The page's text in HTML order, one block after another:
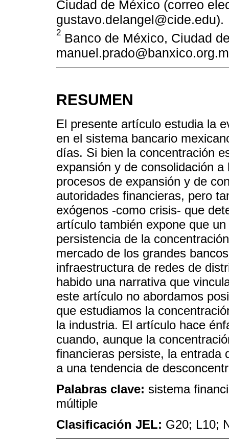
Ciudad de México (correo
gustavo.delangel@cide.edu).
2 Banco de México, Ciudad
RESUMEN
El presente artículo estudia la
en el sistema bancario
días. Si bien la concentración
expansión y de consolidación
procesos de expansión y de
autoridades financieras, pero
exógenos -como crisis- que
artículo también expone que
persistencia de la
mercado de los grandes
infraestructura de redes de
habido una narrativa que
este artículo no abordamos
que estudiamos la
la industria. El artículo hace
cuando, aunque la
financieras persiste, la entrada
a una tendencia de
Palabras clave: sistema
múltiple
Clasificación JEL: G20; L10;